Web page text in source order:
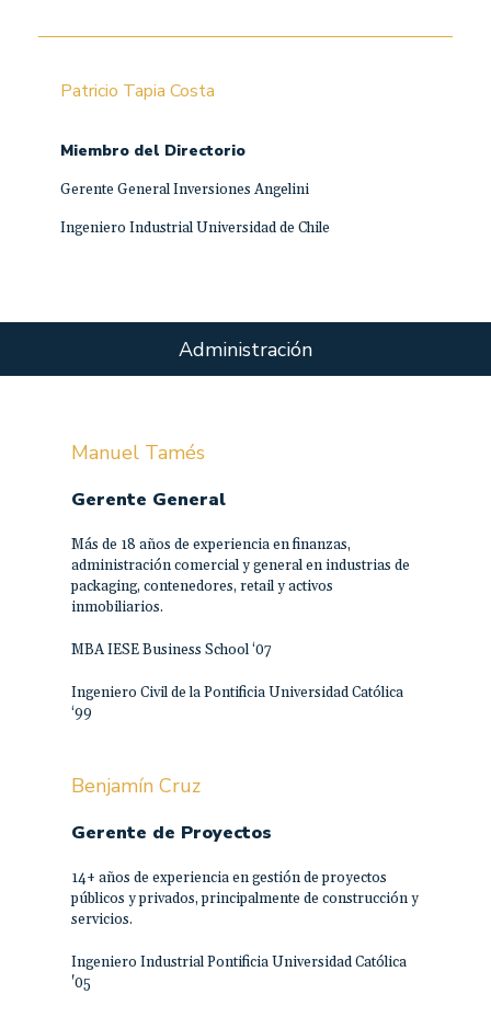
Patricio Tapia Costa
Miembro del Directorio
Gerente General Inversiones Angelini
Ingeniero Industrial Universidad de Chile
Administración
Manuel Tamés
Gerente General
Más de 18 años de experiencia en finanzas,
administración comercial y general en industrias de
packaging, contenedores, retail y activos
inmobiliarios.
MBA IESE Business School ‘07
Ingeniero Civil de la Pontificia Universidad Católica
‘99
Benjamín Cruz
Gerente de Proyectos
14+ años de experiencia en gestión de proyectos
públicos y privados, principalmente de construcción y
servicios.
Ingeniero Industrial Pontificia Universidad Católica
'05